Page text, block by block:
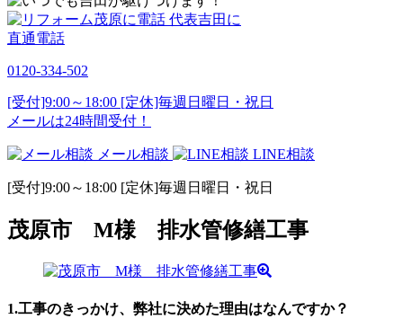
代表吉田に
直通電話
0120-334-502
[受付]9:00～18:00 [定休]毎週日曜日・祝日
メールは24時間受付！
メール相談 LINE相談
[受付]9:00～18:00 [定休]毎週日曜日・祝日
茂原市 M様 排水管修繕工事
1.工事のきっかけ、弊社に決めた理由はなんですか？